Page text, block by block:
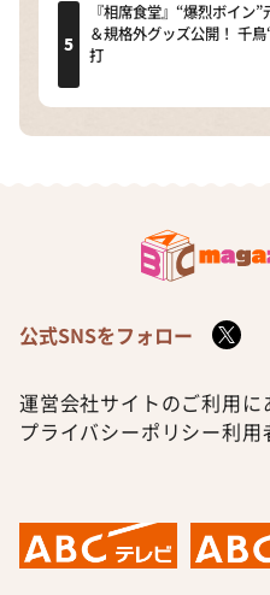
『相席食堂』“爆烈ボイン
＆規格外グッズ公開！ 千
打
公式SNSをフォロー
運営会社サイトのご利用に
プライバシーポリシー利用